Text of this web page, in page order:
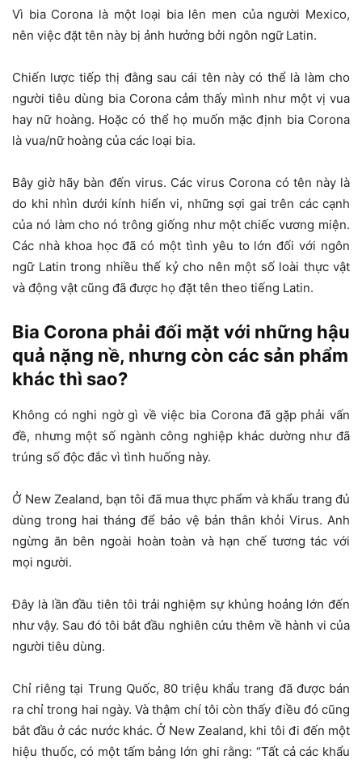
Vì bia Corona là một loại bia lên men của người Mexico,
nên việc đặt tên này bị ảnh hưởng bởi ngôn ngữ Latin.
Chiến lược tiếp thị đằng sau cái tên này có thể là làm cho
người tiêu dùng bia Corona cảm thấy mình như một vị vua
hay nữ hoàng. Hoặc có thể họ muốn mặc định bia Corona
là vua/nữ hoàng của các loại bia.
Bây giờ hãy bàn đến virus. Các virus Corona có tên này là
do khi nhìn dưới kính hiển vi, những sợi gai trên các cạnh
của nó làm cho nó trông giống như một chiếc vương miện.
Các nhà khoa học đã có một tình yêu to lớn đối với ngôn
ngữ Latin trong nhiều thế kỷ cho nên một số loài thực vật
và động vật cũng đã được họ đặt tên theo tiếng Latin.
Bia Corona phải đối mặt với những hậu
quả nặng nề, nhưng còn các sản phẩm
khác thì sao?
Không có nghi ngờ gì về việc bia Corona đã gặp phải vấn
đề, nhưng một số ngành công nghiệp khác dường như đã
trúng số độc đắc vì tình huống này.
Ở New Zealand, bạn tôi đã mua thực phẩm và khẩu trang đủ
dùng trong hai tháng để bảo vệ bản thân khỏi Virus. Anh
ngừng ăn bên ngoài hoàn toàn và hạn chế tương tác với
mọi người.
Đây là lần đầu tiên tôi trải nghiệm sự khủng hoảng lớn đến
như vậy. Sau đó tôi bắt đầu nghiên cứu thêm về hành vi của
người tiêu dùng.
Chỉ riêng tại Trung Quốc, 80 triệu khẩu trang đã được bán
ra chỉ trong hai ngày. Và thậm chí tôi còn thấy điều đó cũng
bắt đầu ở các nước khác. Ở New Zealand, khi tôi đi đến một
hiệu thuốc, có một tấm bảng lớn ghi rằng: “Tất cả các khẩu